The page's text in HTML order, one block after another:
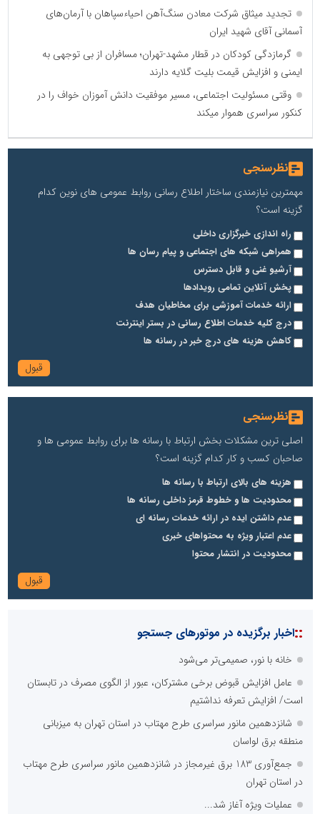
تجدید میثاق شرکت معادن سنگ‌آهن احیاءسپاهان با آرمان‌های
آسمانی آقای شهید ایران
گرمازدگی کودکان در قطار مشهد-تهران؛ مسافران از بی توجهی به
ایمنی و افزایش قیمت بلیت گلایه دارند
وقتی مسئولیت اجتماعی، مسیر موفقیت دانش آموزان خواف را در
کنکور سراسری هموار میکند
نظرسنجی
مهمترین نیازمندی ساختار اطلاع رسانی روابط عمومی های نوین کدام
گزینه است؟
راه اندازی خبرگزاری داخلی
همراهی شبکه های اجتماعی و پیام رسان ها
آرشیو غنی و قابل دسترس
پخش آنلاین تمامی رویدادها
ارائه خدمات آموزشی برای مخاطیان هدف
درج کلیه خدمات اطلاع رسانی در بستر اینترنت
کاهش هزینه های درج خبر در رسانه ها
نظرسنجی
اصلی ترین مشکلات بخش ارتباط با رسانه ها برای روابط عمومی ها و
صاحبان کسب و کار کدام گزینه است؟
هزینه های بالای ارتباط با رسانه ها
محدودیت ها و خطوط قرمز داخلی رسانه ها
عدم داشتن ایده در ارائه خدمات رسانه ای
عدم اعتبار ویژه به محتواهای خبری
محدودیت در انتشار محتوا
::اخبار برگزیده در موتورهای جستجو
خانه با نور، صمیمی‌تر می‌شود
عامل افزایش قبوض برخی مشترکان، عبور از الگوی مصرف در تابستان
است/ افزایش تعرفه نداشتیم
شانزدهمین مانور سراسری طرح مهتاب در استان تهران به میزبانی
منطقه برق لواسان
جمع‌آوری 183 برق غیرمجاز در شانزدهمین مانور سراسری طرح مهتاب
در استان تهران
عملیات ویژه آغاز شد...